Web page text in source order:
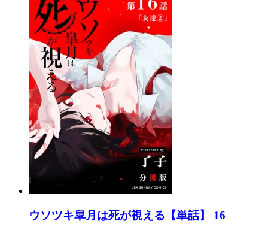
ウソツキ皐月は死が視える【単話】 16